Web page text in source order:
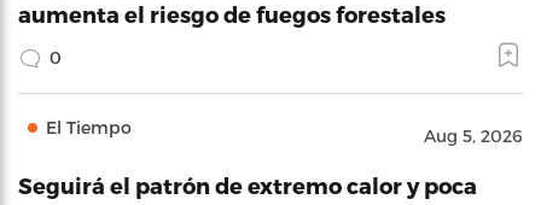
aumenta el riesgo de fuegos forestales
0
El Tiempo Aug 5, 2026
Seguirá el patrón de extremo calor y poca